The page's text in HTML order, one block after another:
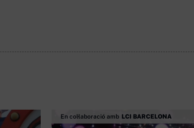
En col·laboració amb LCI BARCELONA